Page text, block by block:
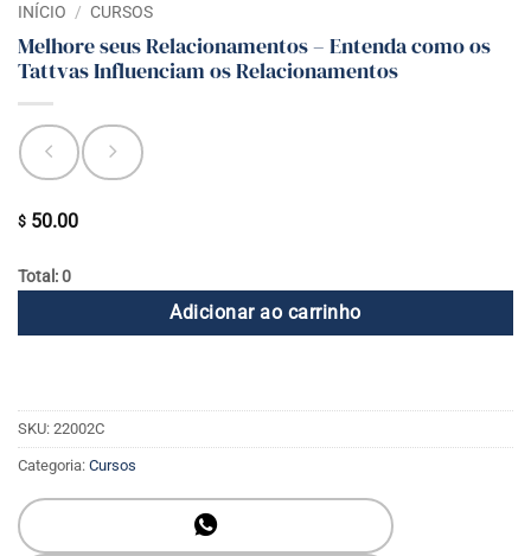
INÍCIO / CURSOS
Melhore seus Relacionamentos – Entenda como os
Tattvas Influenciam os Relacionamentos
$ 50.00
Total: 0
Adicionar ao carrinho
SKU: 22002C
Categoria: Cursos